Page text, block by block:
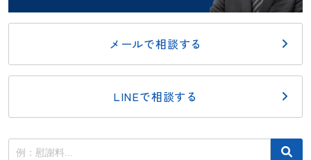
メールで相談する
LINEで相談する